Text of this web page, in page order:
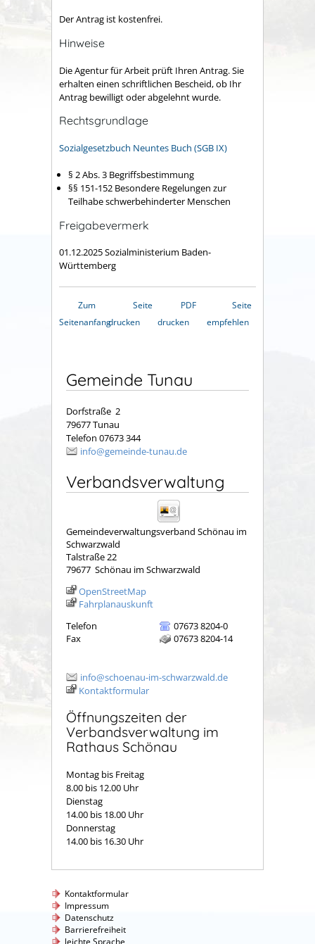
Der Antrag ist kostenfrei.
Hinweise
Die Agentur für Arbeit prüft Ihren Antrag. Sie
erhalten einen schriftlichen Bescheid, ob Ihr
Antrag bewilligt oder abgelehnt wurde.
Rechtsgrundlage
Sozialgesetzbuch Neuntes Buch (SGB IX)
§ 2 Abs. 3 Begriffsbestimmung
§§ 151-152 Besondere Regelungen zur
Teilhabe schwerbehinderter Menschen
Freigabevermerk
01.12.2025 Sozialministerium Baden-
Württemberg
Zum
Seitenanfang
Seite
drucken
PDF
drucken
Seite
empfehlen
Gemeinde Tunau
Dorfstraße 2
79677 Tunau
Telefon 07673 344
info@gemeinde-tunau.de
Verbandsverwaltung
Gemeindeverwaltungsverband Schönau im
Schwarzwald
Talstraße 22
79677 Schönau im Schwarzwald
OpenStreetMap
Fahrplanauskunft
Telefon
07673 8204-0
Fax
07673 8204-14
info@schoenau-im-schwarzwald.de
Kontaktformular
Öffnungszeiten der
Verbandsverwaltung im
Rathaus Schönau
Montag bis Freitag
8.00 bis 12.00 Uhr
Dienstag
14.00 bis 18.00 Uhr
Donnerstag
14.00 bis 16.30 Uhr
Kontaktformular
Impressum
Datenschutz
Barrierefreiheit
leichte Sprache